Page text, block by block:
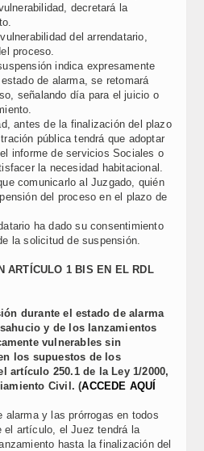
decretará la
del arrendatario,
proceso.
indica expresamente
de alarma, se retomará
señalando día para el juicio o
antes de la finalización del plazo
pública tendrá que adoptar
informe de servicios Sociales o
la necesidad habitacional.
comunicarlo al Juzgado, quién
del proceso en el plazo de
ha dado su consentimiento
la solicitud de suspensión.
ARTÍCULO 1 BIS EN EL RDL
durante el estado de alarma
y de los lanzamientos
vulnerables sin
los supuestos de los
artículo 250.1 de la Ley 1/2000,
Civil. (ACCEDE AQUÍ
alarma y las prórrogas en todos
el artículo, el Juez tendrá la
hasta la finalización del